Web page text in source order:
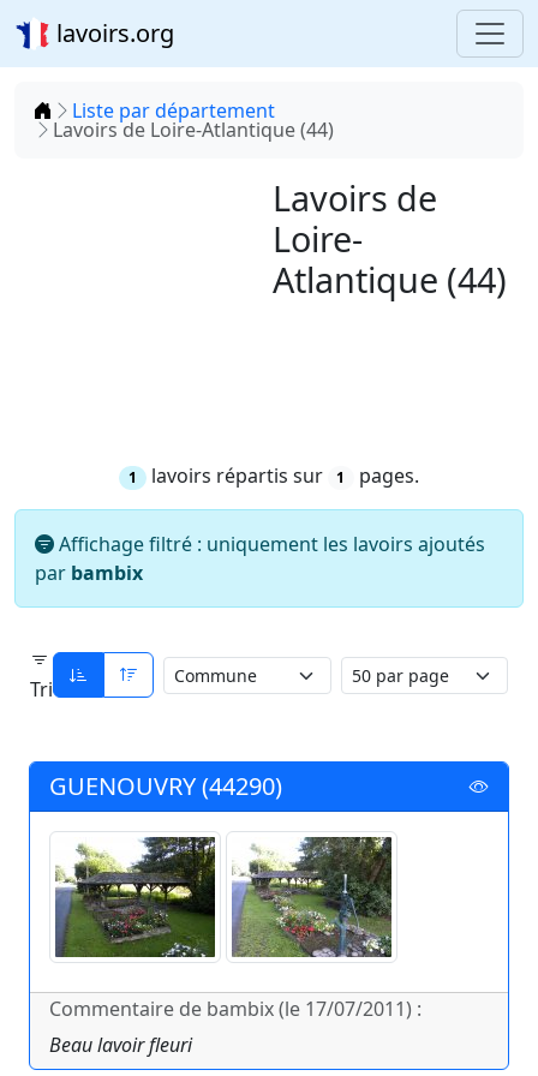
lavoirs.org
Accueil
Liste par département
Lavoirs de Loire-Atlantique (44)
Lavoirs de
Loire-
Atlantique (44)
1 lavoirs répartis sur 1 pages.
Affichage filtré : uniquement les lavoirs ajoutés
par bambix
Tri
GUENOUVRY (44290)
Commentaire de bambix (le 17/07/2011) :
Beau lavoir fleuri